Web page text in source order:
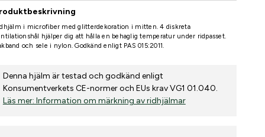
i microfiber med glitterdekoration i mitten. 4 diskreta
hjälper dig att hålla en behaglig temperatur under ridpasset.
och sele i nylon. Godkänd enligt PAS 015:2011.
Denna hjälm är testad och godkänd enligt
Konsumentverkets CE-normer och EUs krav VG1 01.040.
Läs mer: Information om märkning av ridhjälmar